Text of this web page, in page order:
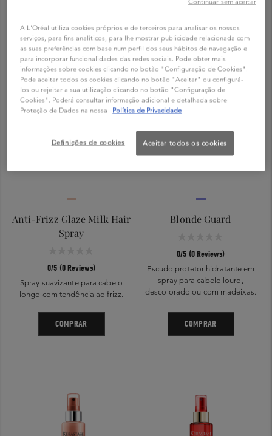
Anti-Frizz Glaze Milk Hair
Spray
0/5 (0 Reviews)
Spray suavizante para cabelo
longo com tendência ao frizz.
COMPRAR
Blonde Guard
0/5 (0 Reviews)
Escudo protetor hidratante em
spray para cabelo louro,
descolorado ou com madeixas.
COMPRAR
A L'Oréal utiliza cookies próprios e de terceiros para analisar os nossos
serviços, para fins analíticos, para lhe mostrar publicidade relacionada com
as suas preferências com base num perfil dos seus hábitos de navegação e
para incorporar funcionalidades das redes sociais. Pode obter mais
informações sobre cookies clicando no botão "Configuração de Cookies".
Pode aceitar todos os cookies clicando no botão "Aceitar" ou configurá-
los ou rejeitar a sua utilização clicando no botão "Configuração de
Cookies". Poderá consultar informação adicional e detalhada sobre
Proteção de Dados na nossa
Política de Privacidade
Definições de cookies Aceitar todos os cookies